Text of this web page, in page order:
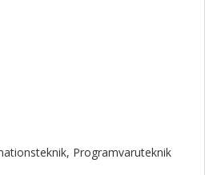
Programvaruteknik